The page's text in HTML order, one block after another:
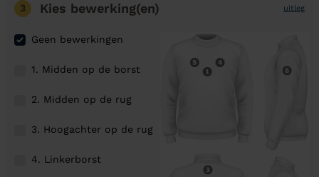
3 Kies bewerking(en) uitleg
Geen bewerkingen
1. Midden op de borst
2. Midden op de rug
3. Hoogachter op de rug
4. Linkerborst